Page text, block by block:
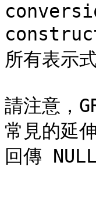
所有表示
請注意，
常見的延
回傳